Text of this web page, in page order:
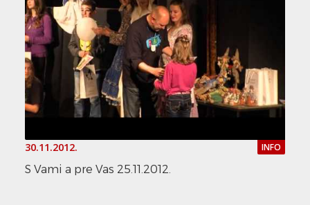
30.11.2012. INFO
S Vami a pre Vas 25.11.2012.